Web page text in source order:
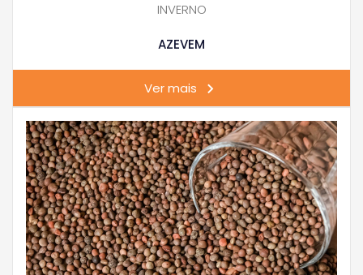
INVERNO
AZEVEM
Ver mais